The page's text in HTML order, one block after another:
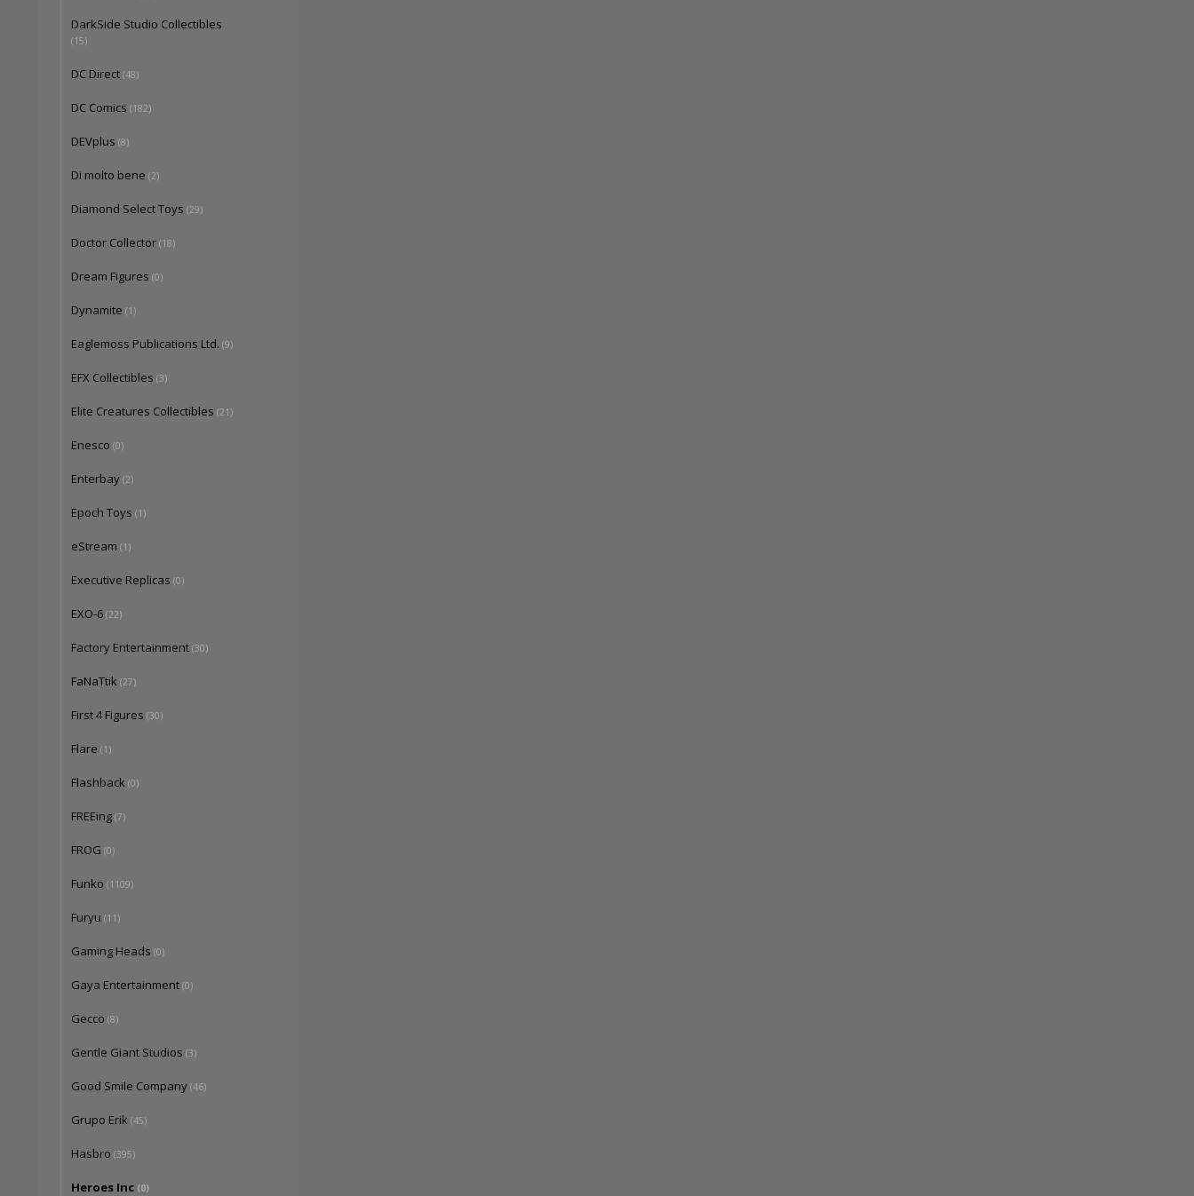
DarkSide Studio Collectibles
(15)
DC Direct (48)
DC Comics (182)
DEVplus (8)
Di molto bene (2)
Diamond Select Toys (29)
Doctor Collector (18)
Dream Figures (0)
Dynamite (1)
Eaglemoss Publications Ltd. (9)
EFX Collectibles (3)
Elite Creatures Collectibles (21)
Enesco (0)
Enterbay (2)
Epoch Toys (1)
eStream (1)
Executive Replicas (0)
EXO-6 (22)
Factory Entertainment (30)
FaNaTtik (27)
First 4 Figures (30)
Flare (1)
Flashback (0)
FREEing (7)
FROG (0)
Funko (1109)
Furyu (11)
Gaming Heads (0)
Gaya Entertainment (0)
Gecco (8)
Gentle Giant Studios (3)
Good Smile Company (46)
Grupo Erik (45)
Hasbro (395)
Heroes Inc (0)